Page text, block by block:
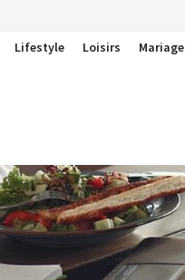
Lifestyle Loisirs Mariage